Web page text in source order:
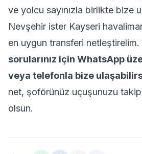
ve yolcu sayınızla birlikte bize
Nevşehir ister Kayseri
en uygun transferi netleştirelim.
sorularınız için WhatsApp
veya telefonla bize
net, şoförünüz uçuşunuzu takip
olsun.